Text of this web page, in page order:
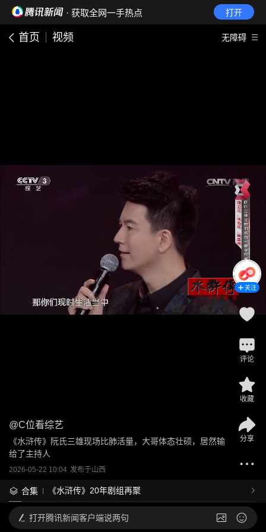
· 获取全网一手热点 打开
首页 视频 无障碍
@C位看综艺
《水浒传》阮氏三雄现场比肺活量，大哥体态壮硕，居然输
给了主持人
2026-05-22 10:04 发布于山西
合集 《水浒传》20年剧组再聚
关注
评论
收藏
分享
打开腾讯新闻客户端说两句